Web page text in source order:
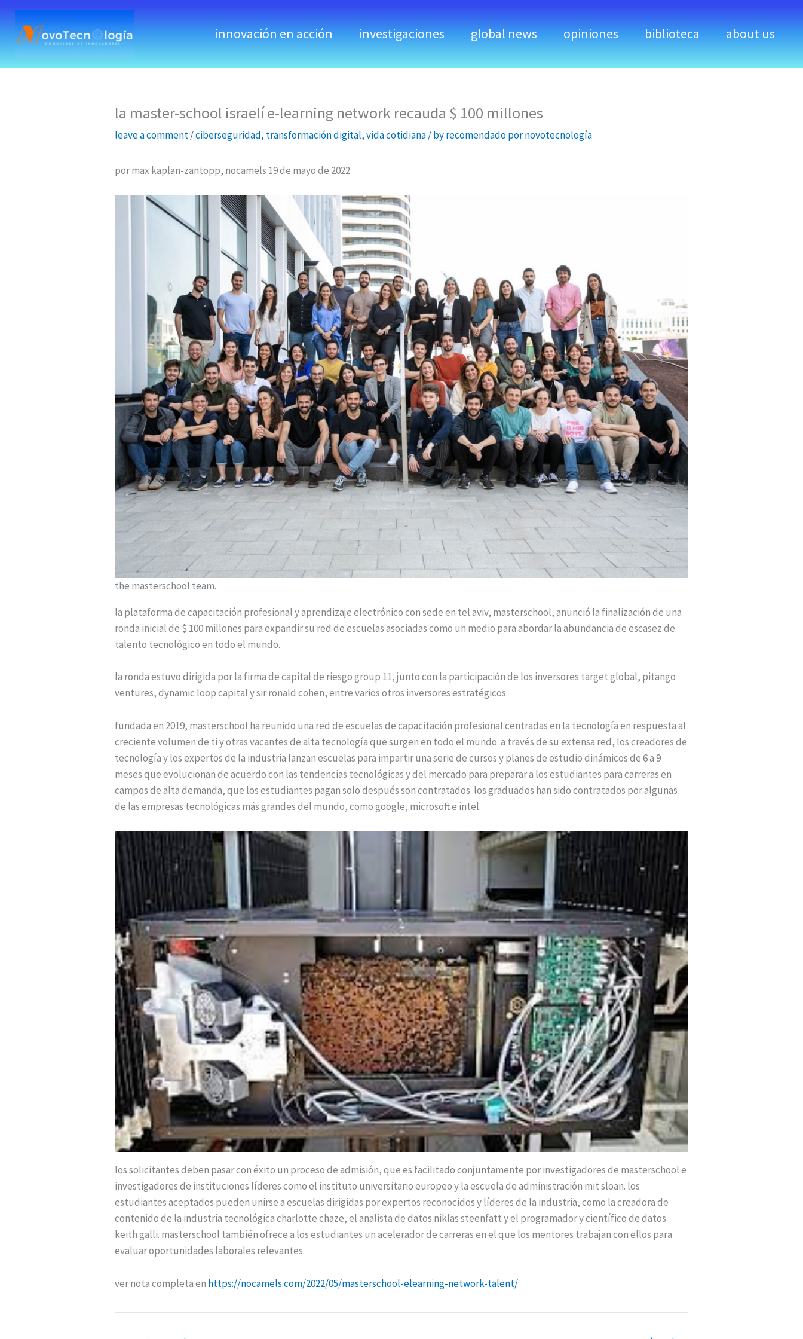
skip
content
innovación en acción investigaciones global news opiniones biblioteca about us
la master-school israelí e-learning network recauda $ 100 millones
leave a comment/ciberseguridad, transformación digital,vida cotidiana/ byrecomendado por novotecnología
por max kaplan-zantopp, nocamels 19 de mayo de 2022
the masterschool team.
la plataforma de capacitación profesional y aprendizaje electrónico con sede en tel aviv, masterschool, anunció la finalización de una
ronda inicial de $ 100 millones para expandir su red de escuelas asociadas como un medio para abordar la abundancia de escasez de
talento tecnológico en todo el mundo.
la ronda estuvo dirigida por la firma de capital de riesgo group 11, junto con la participación de los inversores target global, pitango
ventures, dynamic loop capital y sir ronald cohen, entre varios otros inversores estratégicos.
fundada en 2019, masterschool ha reunido una red de escuelas de capacitación profesional centradas en la tecnología en respuesta al
creciente volumen de ti y otras vacantes de alta tecnología que surgen en todo el mundo. a través de su extensa red, los creadores de
tecnología y los expertos de la industria lanzan escuelas para impartir una serie de cursos y planes de estudio dinámicos de 6 a 9
meses que evolucionan de acuerdo con las tendencias tecnológicas y del mercado para preparar a los estudiantes para carreras en
campos de alta demanda, que los estudiantes pagan solo después son contratados. los graduados han sido contratados por algunas
de las empresas tecnológicas más grandes del mundo, como google, microsoft e intel.
los solicitantes deben pasar con éxito un proceso de admisión, que es facilitado conjuntamente por investigadores de masterschool e
investigadores de instituciones líderes como el instituto universitario europeo y la escuela de administración mit sloan. los
estudiantes aceptados pueden unirse a escuelas dirigidas por expertos reconocidos y líderes de la industria, como la creadora de
contenido de la industria tecnológica charlotte chaze, el analista de datos niklas steenfatt y el programador y científico de datos
keith galli. masterschool también ofrece a los estudiantes un acelerador de carreras en el que los mentores trabajan con ellos para
evaluar oportunidades laborales relevantes.
ver nota completa en https://nocamels.com/2022/05/masterschool-elearning-network-talent/